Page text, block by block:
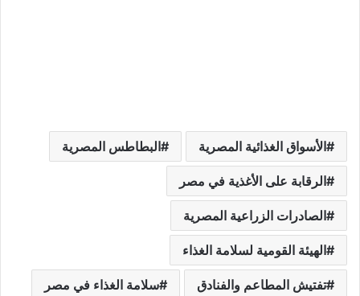
الأسواق الغذائية المصرية البطاطس المصرية
الرقابة على الأغذية في مصر
الصادرات الزراعية المصرية
الهيئة القومية لسلامة الغذاء
تفتيش المطاعم والفنادق سلامة الغذاء في مصر